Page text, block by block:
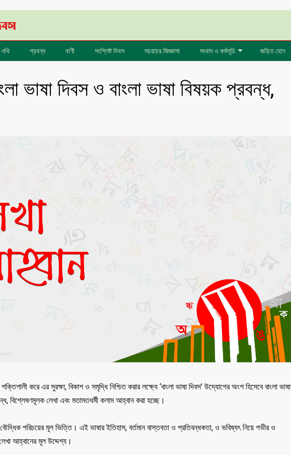
প্রবন্ধ বাণী সংশ্লিষ্ট দিবস সচরাচর জিজ্ঞাসা সংবাদ ও কর্মসূচি জড়িত হোন
ভাষা দিবস ও বাংলা ভাষা বিষয়ক প্রবন্ধ,
করে এর সুরক্ষা, বিকাশ ও সমৃদ্ধি নিশ্চিত করার লক্ষ্যে ‘বাংলা ভাষা দিবস’ উদ্যোগের অংশ হিসেবে বাংলা ভাষা
বিশ্লেষণমূলক লেখা এবং মতামতধর্মী কলাম আহ্বান করা হচ্ছে।
বৌদ্ধিক পরিচয়ের মূল ভিত্তি। এই ভাষার ইতিহাস, বর্তমান বাস্তবতা ও প্রতিবন্ধকতা, ও ভবিষ্যৎ নিয়ে গভীর ও
আহ্বানের মূল উদ্দেশ্য।